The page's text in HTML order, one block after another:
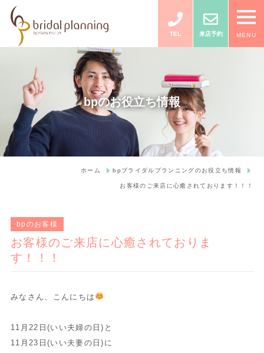
TEL 来店予約 MENU
bpのお役立ち情報
ホーム bpブライダルプランニングのお役立ち情報
お客様のご来店に心癒されております！！！
bpのお客様
お客様のご来店に心癒されておりま
す！！！
みなさん、こんにちは
11月22日(いい夫婦の日)と
11月23日(いい夫妻の日)に